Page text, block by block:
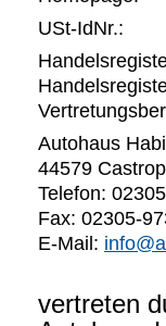
USt-IdNr.:
Autohaus
44579
Telefon:
Fax: 02305-
E-Mail:
vertreten